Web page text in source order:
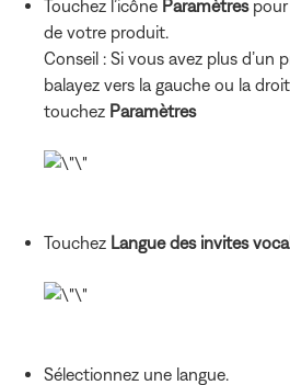
Touchez l’icône Paramètrespour
de votre produit.
Conseil : Si vous avez plus d’un
balayez vers la gauche ou la
touchez Paramètres
Touchez Langue des invites
Sélectionnez une langue.